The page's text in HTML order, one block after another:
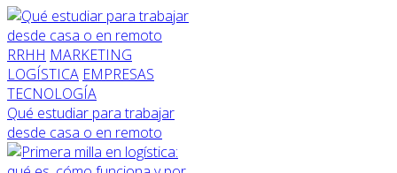
RRHH MARKETING
LOGÍSTICA EMPRESAS
TECNOLOGÍA
Qué estudiar para trabajar
desde casa o en remoto